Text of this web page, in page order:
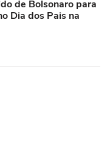
de Bolsonaro para
Dia dos Pais na